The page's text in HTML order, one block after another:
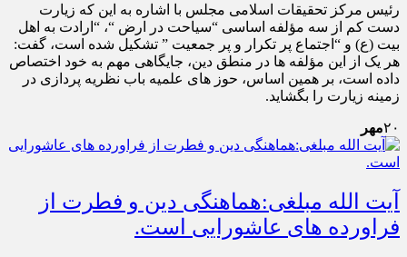
رئیس مرکز تحقیقات اسلامی مجلس با اشاره به این که زیارت
دست کم از سه مؤلفه اساسی “سیاحت در ارض “، “ارادت به اهل
بیت (ع) و “اجتماع پر تکرار و پر جمعیت ” تشکیل شده است، گفت:
هر یک از این مؤلفه ها در منطق دین، جایگاهی مهم به خود اختصاص
داده است، بر همین اساس، حوز های علمیه باب نظریه پردازی در
زمینه زیارت را بگشاید.
۲۰مهر
آیت الله مبلغی:هماهنگی دین و فطرت از
فراورده های عاشورایی است.